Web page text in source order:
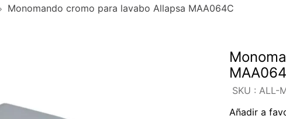
Monomando cromo para lavabo Allapsa MAA064C
: ALL-
Añadir a